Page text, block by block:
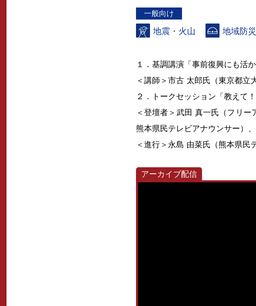
一般向け
地震・火山 地域防
１．基調講演「事前復興にも活
＜講師＞市古 太郎氏（東京都立
２．トークセッション「教えて！
＜登壇者＞武田 真一氏（フリ
熊本県民テレビアナウンサー）
＜進行＞永島 由菜氏（熊本県民
アーカイブ配信